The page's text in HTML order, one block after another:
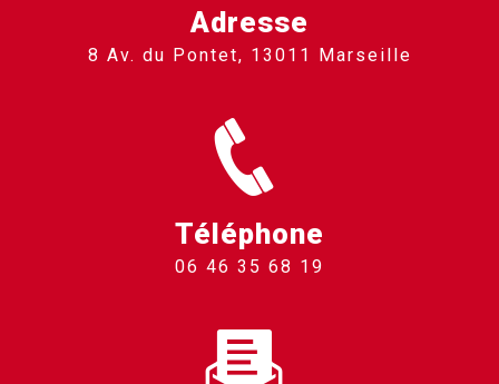
Adresse
8 Av. du Pontet, 13011 Marseille
Téléphone
06 46 35 68 19